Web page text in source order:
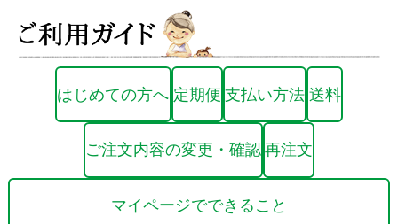
はじめての方へ 定期便 支払い方法 送料
ご注文内容の変更・確認 再注文
マイページでできること